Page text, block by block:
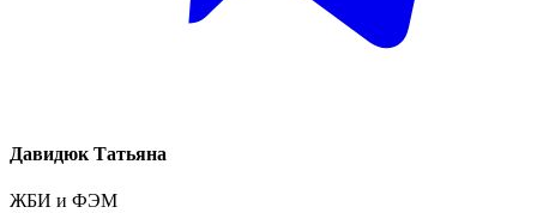
Давидюк Татьяна
ЖБИ и ФЭМ